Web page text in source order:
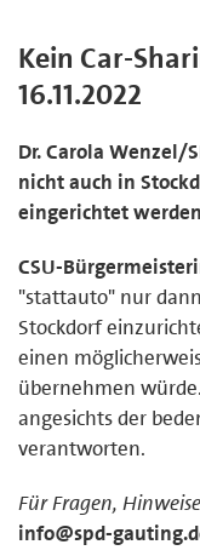
Kein Car-
16.11.2022
Dr. Carola Wenzel/
nicht auch in
eingerichtet
CSU-
"stattauto" nur
Stockdorf
einen
übernehmen
angesichts der
verantworten.
Für Fragen,
info@spd-